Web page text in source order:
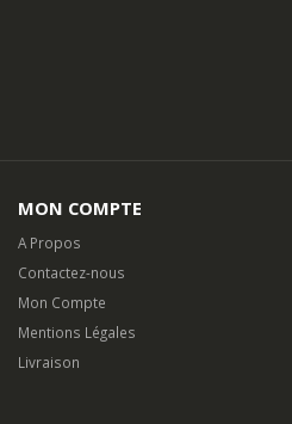
MON COMPTE
A Propos
Contactez-nous
Mon Compte
Mentions Légales
Livraison